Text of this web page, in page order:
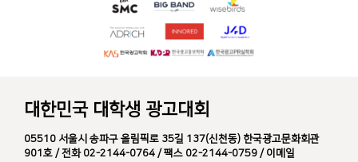
대한민국 대학생 광고대회
05510 서울시 송파구 올림픽로 35길 137(신천동) 한국광고문화회관
901호 / 전화 02-2144-0764 / 팩스 02-2144-0759 / 이메일